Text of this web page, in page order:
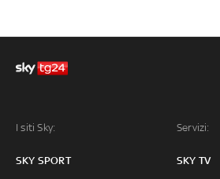
I siti Sky:
SKY SPORT
Servizi:
SKY TV